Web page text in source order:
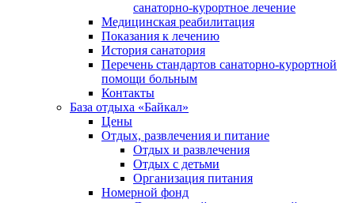
санаторно-курортное лечение
Медицинская реабилитация
Показания к лечению
История санатория
Перечень стандартов санаторно-курортной
помощи больным
Контакты
База отдыха «Байкал»
Цены
Отдых, развлечения и питание
Отдых и развлечения
Отдых с детьми
Организация питания
Номерной фонд